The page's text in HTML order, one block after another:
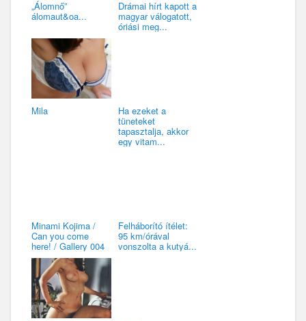
„Álomnő”
álomaut&oa...
Drámai hírt kapott a
magyar válogatott,
óriási meg...
Mila Ha ezeket a
tüneteket
tapasztalja, akkor
egy vitam...
Minami Kojima /
Can you come
here! / Gallery 004
Felháborító ítélet:
95 km/órával
vonszolta a kutyá...